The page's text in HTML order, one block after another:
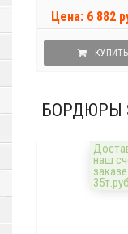
Цена: 6 882
КУПИТЬ
БОРДЮРЫ
наш
35т.руб